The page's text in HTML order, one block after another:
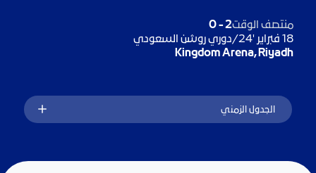
منتصف الوقت2
-
0
18 فبراير '24
/دوري روشن السعودي
Kingdom Arena, Riyadh
الجدول الزمني